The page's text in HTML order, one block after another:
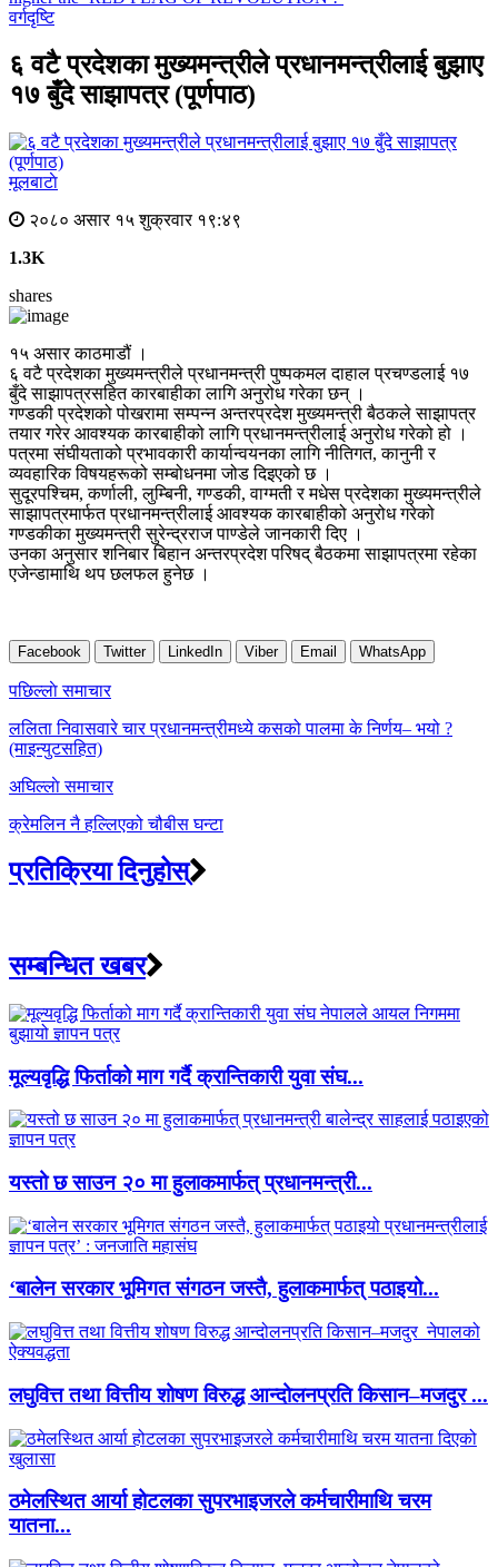
वर्गदृष्टि
६ वटै प्रदेशका मुख्यमन्त्रीले प्रधानमन्त्रीलाई बुझाए
१७ बुँदे साझापत्र (पूर्णपाठ)
मूलबाटाे
२०८० असार १५ शुक्रवार १९:४९
1.3K
shares
१५ असार काठमाडौं ।
६ वटै प्रदेशका मुख्यमन्त्रीले प्रधानमन्त्री पुष्पकमल दाहाल प्रचण्डलाई १७
बुँदे साझापत्रसहित कारबाहीका लागि अनुरोध गरेका छन् ।
गण्डकी प्रदेशको पोखरामा सम्पन्न अन्तरप्रदेश मुख्यमन्त्री बैठकले साझापत्र
तयार गरेर आवश्यक कारबाहीको लागि प्रधानमन्त्रीलाई अनुरोध गरेको हो ।
पत्रमा संघीयताको प्रभावकारी कार्यान्वयनका लागि नीतिगत, कानुनी र
व्यवहारिक विषयहरूको सम्बोधनमा जोड दिइएको छ ।
सुदूरपश्चिम, कर्णाली, लुम्बिनी, गण्डकी, वाग्मती र मधेस प्रदेशका मुख्यमन्त्रीले
साझापत्रमार्फत प्रधानमन्त्रीलाई आवश्यक कारबाहीको अनुरोध गरेको
गण्डकीका मुख्यमन्त्री सुरेन्द्रराज पाण्डेले जानकारी दिए ।
उनका अनुसार शनिबार बिहान अन्तरप्रदेश परिषद् बैठकमा साझापत्रमा रहेका
एजेन्डामाथि थप छलफल हुनेछ ।
Facebook Twitter LinkedIn Viber Email WhatsApp
Post
navigation
पछिल्लाे समाचार
ललिता निवासवारे चार प्रधानमन्त्रीमध्ये कसको पालमा के निर्णय– भयो ?
(माइन्युटसहित)
अघिल्लाे समाचार
क्रेमलिन नै हल्लिएको चौबीस घन्टा
प्रतिक्रिया दिनुहोस्
सम्बन्धित खबर
मूल्यवृद्धि फिर्ताको माग गर्दै क्रान्तिकारी युवा संघ...
यस्तो छ साउन २० मा हुलाकमार्फत् प्रधानमन्त्री...
‘बालेन सरकार भूमिगत संगठन जस्तै, हुलाकमार्फत् पठाइयो...
लघुवित्त तथा वित्तीय शोषण विरुद्ध आन्दोलनप्रति किसान–मजदुर ...
ठमेलस्थित आर्या होटलका सुपरभाइजरले कर्मचारीमाथि चरम
यातना...